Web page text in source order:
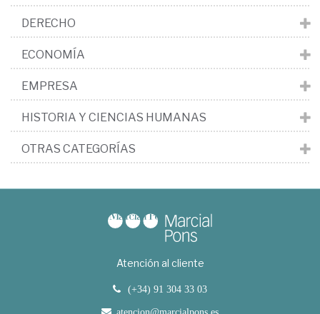
DERECHO
ECONOMÍA
EMPRESA
HISTORIA Y CIENCIAS HUMANAS
OTRAS CATEGORÍAS
Atención al cliente
(+34) 91 304 33 03